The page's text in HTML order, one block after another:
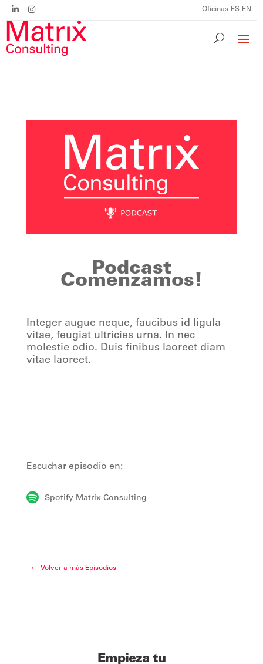
Oficinas ES EN
Podcast
Comenzamos!
Integer augue neque, faucibus id ligula
vitae, feugiat ultricies urna. In nec
molestie odio. Duis finibus laoreet diam
vitae laoreet.
Escuchar episodio en:
 Spotify Matrix Consulting
Volver a más Episodios
Empieza tu